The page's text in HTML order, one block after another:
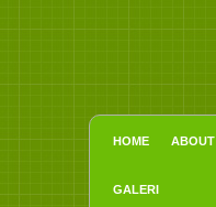
HOME ABOUT
GALERI